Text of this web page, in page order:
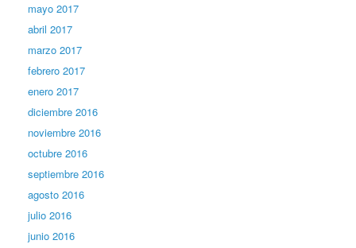
mayo 2017
abril 2017
marzo 2017
febrero 2017
enero 2017
diciembre 2016
noviembre 2016
octubre 2016
septiembre 2016
agosto 2016
julio 2016
junio 2016